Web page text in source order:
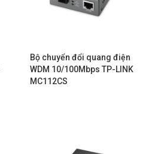
Bộ chuyển đổi quang điện
WDM 10/100Mbps TP-LINK
MC112CS